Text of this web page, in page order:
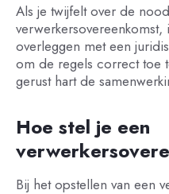
Als je twijfelt over de
overleggen met een
om de regels correct toe
gerust hart de
Hoe stel je een
Bij het opstellen van een